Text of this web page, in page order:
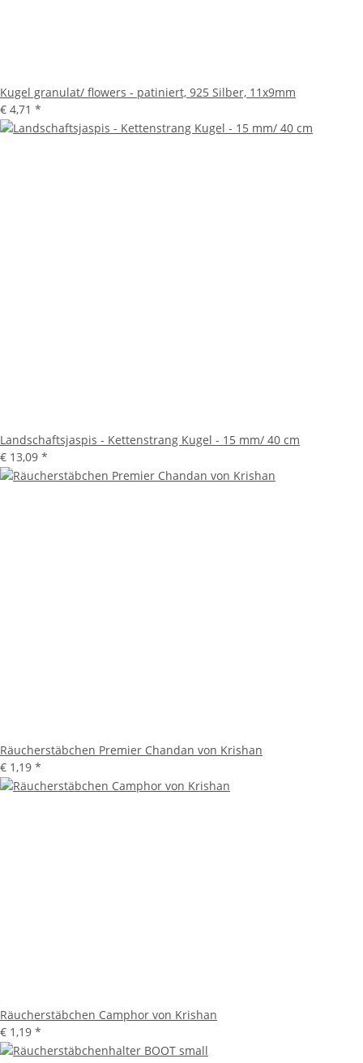
Kugel granulat/ flowers - patiniert, 925 Silber, 11x9mm
€ 4,71 *
Landschaftsjaspis - Kettenstrang Kugel - 15 mm/ 40 cm
€ 13,09 *
Räucherstäbchen Premier Chandan von Krishan
€ 1,19 *
Räucherstäbchen Camphor von Krishan
€ 1,19 *